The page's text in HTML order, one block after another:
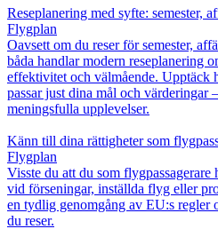
Reseplanering med syfte: semester,
Flygplan
Oavsett om du reser för semester,
båda handlar modern reseplanering
effektivitet och välmående. Upptäck
passar just dina mål och värderingar
meningsfulla upplevelser.
Känn till dina rättigheter som
Flygplan
Visste du att du som
vid förseningar, inställda flyg eller
en tydlig genomgång av EU:s regler
du reser.